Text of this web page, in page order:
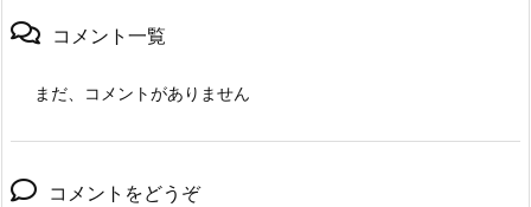
コメント一覧
まだ、コメントがありません
コメントをどうぞ